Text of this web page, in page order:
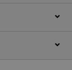
Pružatelj usluga/